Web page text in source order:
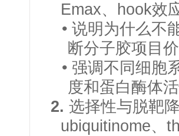
Emax、hook效
• 说明为什么不
断分子胶项目
• 强调不同细胞
度和蛋白酶体
2.选择性与脱靶
ubiquitinome、